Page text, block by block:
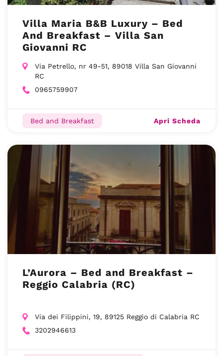
Villa Maria B&B Luxury – Bed
And Breakfast – Villa San
Giovanni RC
Via Petrello, nr 49-51, 89018 Villa San Giovanni
RC
0965759907
Bed and Breakfast Apri Scheda
L’Aurora – Bed and Breakfast –
Reggio Calabria (RC)
Via dei Filippini, 19, 89125 Reggio di Calabria RC
3202946613